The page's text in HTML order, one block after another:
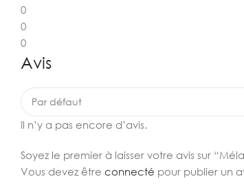
0
0
0
Avis
Il n’y a pas encore d’avis.
Soyez le premier à laisser votre avis sur
Vous devez être connecté pour publier un